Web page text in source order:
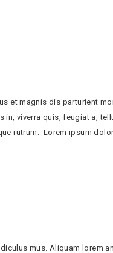
et magnis dis parturient
in, viverra quis, feugiat a,
rutrum. Lorem ipsum
mus. Aliquam lorem